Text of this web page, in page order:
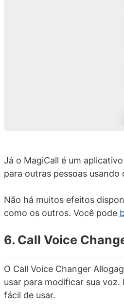
Já o MagiCall é um
para outras pessoas
Não há muitos efeitos
como os outros. Você pode
6. Call Voice
O Call Voice Changer
usar para modificar sua
fácil de usar.